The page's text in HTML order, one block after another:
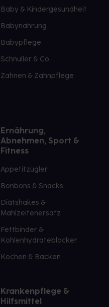
Baby & Kindergesundheit
Babynahrung
Babypflege
Schnuller & Co.
Zahnen & Zahnpflege
Ernährung,
Abnehmen, Sport &
Fitness
Appetitzügler
Bonbons & Snacks
Diätshakes &
Mahlzeitenersatz
Fettbinder &
Kohlenhydrateblocker
Kochen & Backen
Krankenpflege &
Hilfsmittel